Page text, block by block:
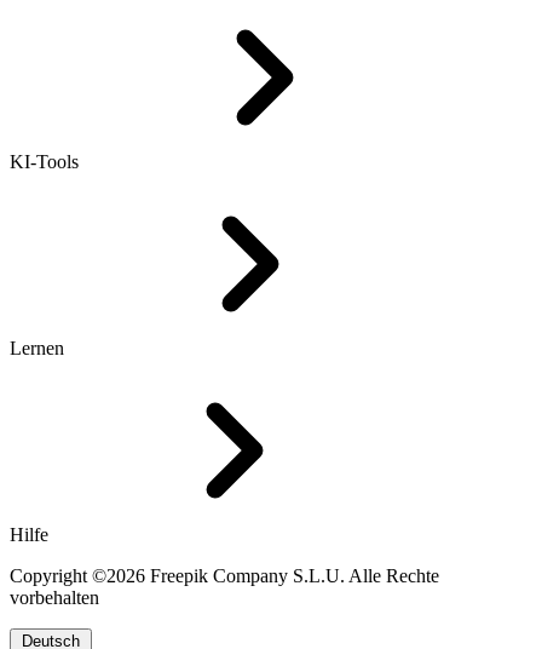
KI-Tools
Lernen
Hilfe
Copyright ©2026 Freepik Company S.L.U. Alle Rechte
vorbehalten
Deutsch